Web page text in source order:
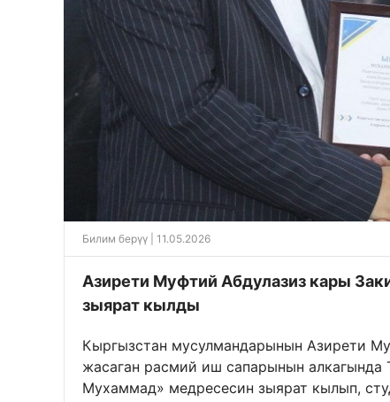
Билим берүү | 11.05.2026
Азирети Муфтий Абдулазиз кары
зыярат кылды
Кыргызстан мусулмандарынын Азирети
жасаган расмий иш сапарынын
Мухаммад» медресесин зыярат кылып,